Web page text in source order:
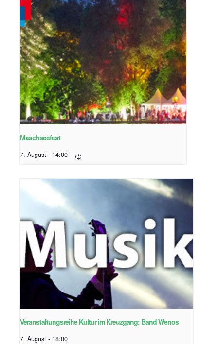
Maschseefest
7. August - 14:00
Veranstaltungsreihe Kultur im Kreuzgang: Band Wenos
7. August - 18:00